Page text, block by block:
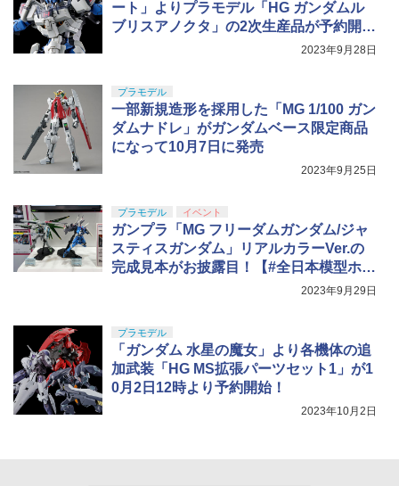
ート」よりプラモデル「HG ガンダムル
ブリスアノクタ」の2次生産品が予約開
2023年9月28日
プラモデル
一部新規造形を採用した「MG 1/100 ガン
ダムナドレ」がガンダムベース限定商品
になって10月7日に発売
2023年9月25日
プラモデル イベント
ガンプラ「MG フリーダムガンダム/ジャ
スティスガンダム」リアルカラーVer.の
完成見本がお披露目！【#全日本模型ホビ
2023年9月29日
プラモデル
「ガンダム 水星の魔女」より各機体の追
加武装「HG MS拡張パーツセット1」が1
0月2日12時より予約開始！
2023年10月2日